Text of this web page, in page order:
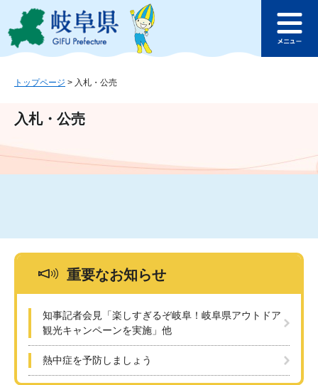
ジ
ュ
文
このページの本文へ
ュ
トップページ > 入札・公売
入札・公売
重要なお知らせ
知事記者会見「楽しすぎるぞ岐阜！岐阜県アウトドア
観光キャンペーンを実施」他
熱中症を予防しましょう